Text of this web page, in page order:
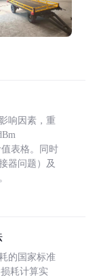
响因素，重
表格。同时
器问题）及
的国家标准
损耗计算实